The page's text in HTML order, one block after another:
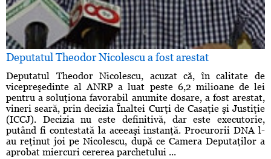
Deputatul Theodor Nicolescu a fost arestat
Deputatul Theodor Nicolescu, acuzat că, în calitate de
vicepreşedinte al ANRP a luat peste 6,2 milioane de lei
pentru a soluţiona favorabil anumite dosare, a fost arestat,
vineri seară, prin decizia Înaltei Curţi de Casaţie şi Justiţie
(ICCJ). Decizia nu este definitivă, dar este executorie,
putând fi contestată la aceeaşi instanţă. Procurorii DNA l-
au reţinut joi pe Nicolescu, după ce Camera Deputaţilor a
aprobat miercuri cererea parchetului ...